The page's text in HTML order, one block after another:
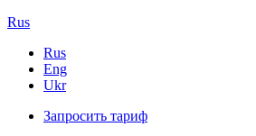
Rus
Rus
Eng
Ukr
Запросить тариф